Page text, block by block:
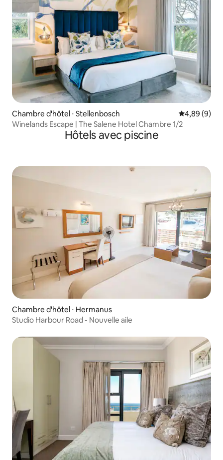
Chambre d'hôtel ⋅ Stellenbosch Évaluation
4,89 (9)
Winelands Escape | The Salene Hotel Chambre 1/2
Hôtels avec piscine
Chambre d'hôtel ⋅ Hermanus
Studio Harbour Road - Nouvelle aile